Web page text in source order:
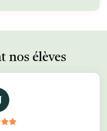
nos élèves